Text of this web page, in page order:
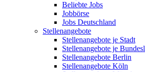
Beliebte Jobs
Jobbörse
Jobs Deutschland
Stellenangebote
Stellenangebote je Stadt
Stellenangebote je
Stellenangebote Berlin
Stellenangebote Köln